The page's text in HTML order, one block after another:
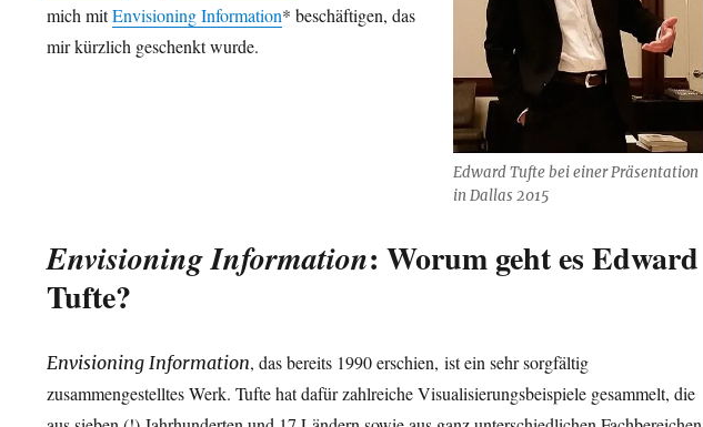
Edward Tufte bei einer Präsentation
in Dallas 2015
mich mitEnvisioning Information* beschäftigen, das
mir kürzlich geschenkt wurde.
Envisioning Information: Worum geht es Edward
Tufte?
Envisioning Information, das bereits 1990 erschien, ist ein sehr sorgfältig
zusammengestelltes Werk. Tufte hat dafür zahlreiche Visualisierungsbeispiele gesammelt, die